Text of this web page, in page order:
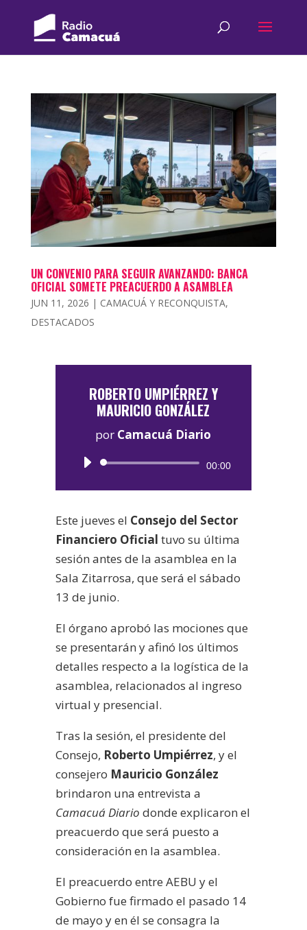
UN CONVENIO PARA SEGUIR AVANZANDO: BANCA
OFICIAL SOMETE PREACUERDO A ASAMBLEA
JUN 11, 2026 | CAMACUÁ Y RECONQUISTA,
DESTACADOS
ROBERTO UMPIÉRREZ Y
MAURICIO GONZÁLEZ
por Camacuá Diario
Reproductor
00:00
Este jueves el Consejo del Sector
Financiero Oficial tuvo su última
sesión antes de la asamblea en la
Sala Zitarrosa, que será el sábado
13 de junio.
El órgano aprobó las mociones que
se presentarán y afinó los últimos
detalles respecto a la logística de la
asamblea, relacionados al ingreso
virtual y presencial.
Tras la sesión, el presidente del
Consejo, Roberto Umpiérrez, y el
consejero Mauricio González
brindaron una entrevista a
Camacuá Diario donde explicaron el
preacuerdo que será puesto a
consideración en la asamblea.
El preacuerdo entre AEBU y el
Gobierno fue firmado el pasado 14
de mayo y en él se consagra la